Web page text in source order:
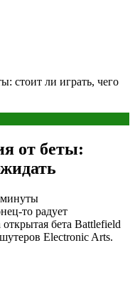
стоит ли играть, чего
от беты:
то радует
бета Battlefield
Electronic Arts.